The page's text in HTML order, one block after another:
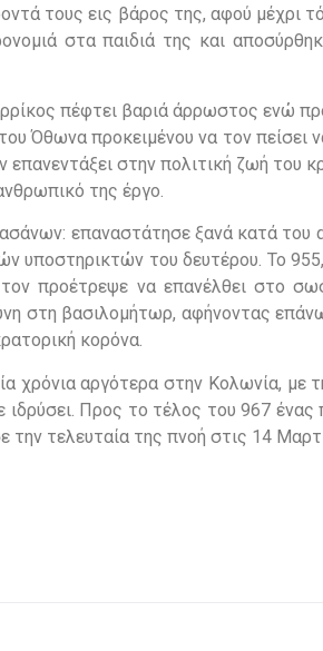
τους εις βάρος της, αφού μέχρι
στα παιδιά της και
πέφτει βαριά άρρωστος ενώ
Όθωνα προκειμένου να τον
στην πολιτική ζωή του
της έργο.
επαναστάτησε ξανά κατά
υποστηρικτών του δευτέρου. Το
προέτρεψε να επανέλθει στο
στη βασιλομήτωρ, αφήνοντας
κορόνα.
χρόνια αργότερα στην Κολωνία,
ιδρύσει. Προς το τέλος του 967
τελευταία της πνοή στις 14